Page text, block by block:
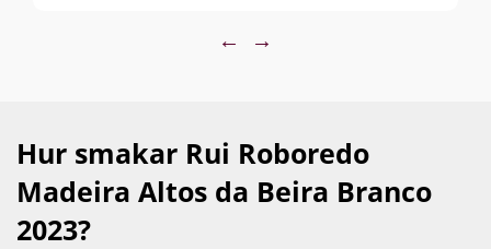
← →
Hur smakar Rui Roboredo
Madeira Altos da Beira Branco
2023?